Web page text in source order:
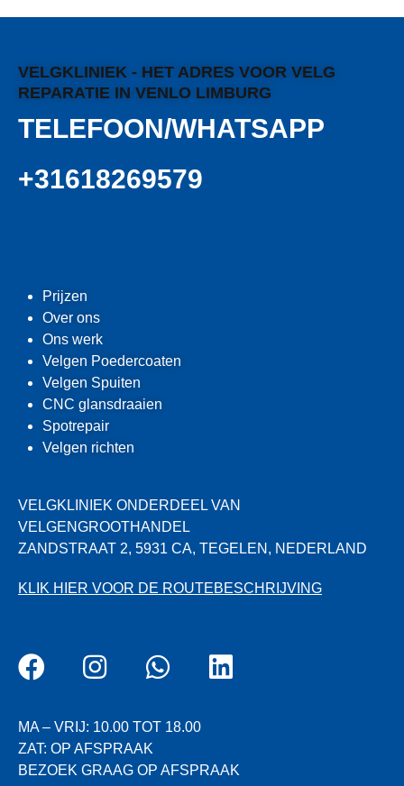
VELGKLINIEK - HET ADRES VOOR VELG
REPARATIE IN VENLO LIMBURG
TELEFOON/WHATSAPP
+31618269579
Prijzen
Over ons
Ons werk
Velgen Poedercoaten
Velgen Spuiten
CNC glansdraaien
Spotrepair
Velgen richten
VELGKLINIEK ONDERDEEL VAN
VELGENGROOTHANDEL
ZANDSTRAAT 2, 5931 CA, TEGELEN, NEDERLAND
KLIK HIER VOOR DE ROUTEBESCHRIJVING
MA – VRIJ: 10.00 TOT 18.00
ZAT: OP AFSPRAAK
BEZOEK GRAAG OP AFSPRAAK